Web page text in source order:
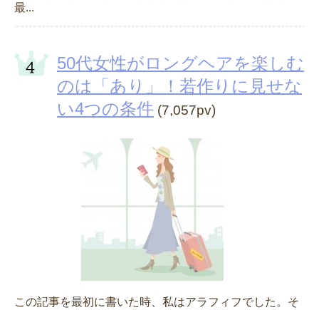
最...
50代女性がロングヘアを楽しむ
のは「あり」！若作りに見せな
い4つの条件 (7,057pv)
この記事を最初に書いた時、私はアラフィフでした。そ